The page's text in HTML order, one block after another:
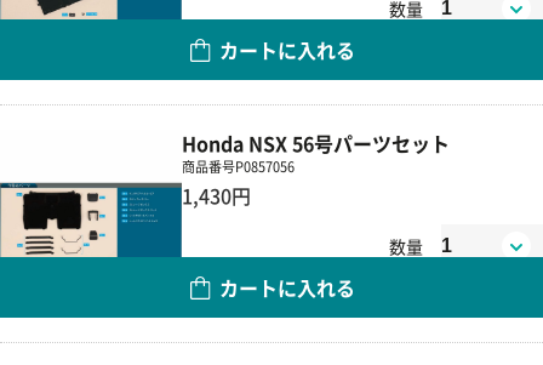
数量
カートに入れる
Honda NSX 56号パーツセット
商品番号P0857056
1,430円
数量
カートに入れる